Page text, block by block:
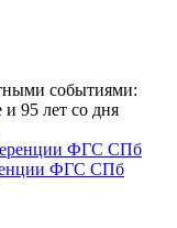
событиями:
95 лет со дня
ФГС СПб